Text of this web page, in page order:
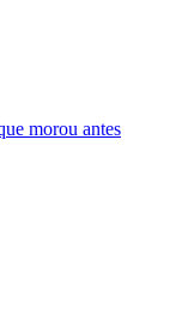
morou antes